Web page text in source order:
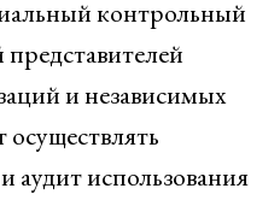
контрольный
и независимых
аудит использования